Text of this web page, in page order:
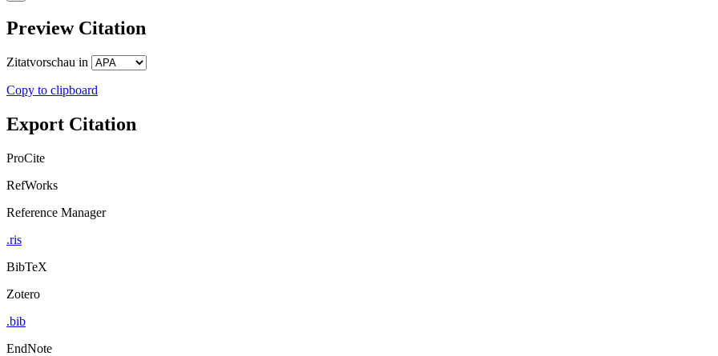
Preview Citation
Zitatvorschau in
Copy to clipboard
Export Citation
ProCite
RefWorks
Reference Manager
.ris
BibTeX
Zotero
.bib
EndNote